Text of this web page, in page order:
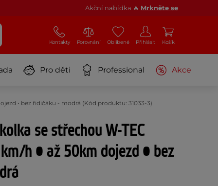
Akční nabídka 🔥 Mrkněte se
Kontakty Porovnání Oblíbené Přihlásit Košík
Pro děti Professional Akce
• bez řidičáku - modrá (Kód produktu: 31033-3)
se střechou W-TEC
h • až 50km dojezd • bez